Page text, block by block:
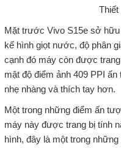
Mặt trước Vivo S15e sở
kế hình giọt nước, độ phân
cạnh đó máy còn được
mật độ điểm ảnh 409 PPI
nhẹ nhàng và thích tay hơn.
Một trong những điểm ấn
máy này được trang bị tính
hình, đây là một trong